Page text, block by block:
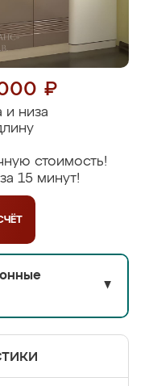
₽
и низа
стоимость!
15 минут!
▼